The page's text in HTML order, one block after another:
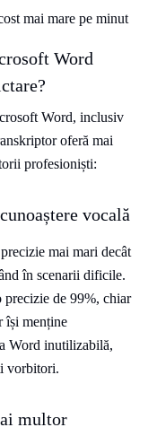
mai mare pe minut
Word
Word, inclusiv
oferă mai
profesioniști:
vocală
mai mari decât
în scenarii dificile.
precizie de 99%, chiar
își menține
Word inutilizabilă,
vorbitori.
multor